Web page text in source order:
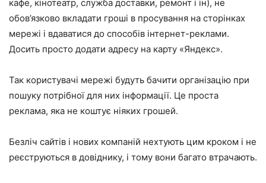
кафе, кінотеатр, служба доставки, ремонт і ін), не
обов’язково вкладати гроші в просування на сторінках
мережі і вдаватися до способів інтернет-реклами.
Досить просто додати адресу на карту «Яндекс».
Так користувачі мережі будуть бачити організацію при
пошуку потрібної для них інформації. Це проста
реклама, яка не коштує ніяких грошей.
Безліч сайтів і нових компаній нехтують цим кроком і не
реєструються в довіднику, і тому вони багато втрачають.